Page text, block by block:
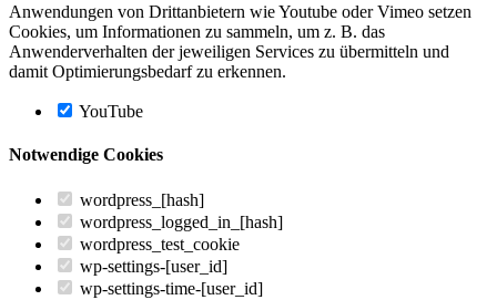
Anwendungen von Drittanbietern wie Youtube oder Vimeo setzen
Cookies, um Informationen zu sammeln, um z. B. das
Anwenderverhalten der jeweiligen Services zu übermitteln und
damit Optimierungsbedarf zu erkennen.
YouTube
Notwendige Cookies
wordpress_[hash]
wordpress_logged_in_[hash]
wordpress_test_cookie
wp-settings-[user_id]
wp-settings-time-[user_id]